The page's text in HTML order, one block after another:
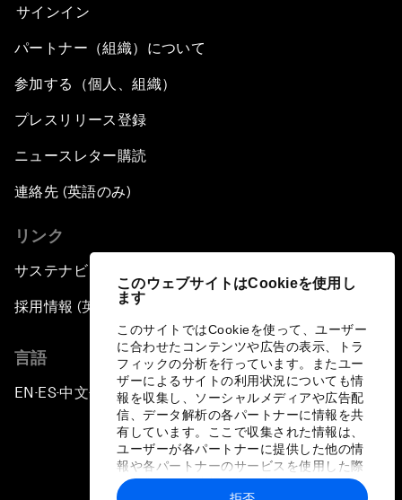
このウェブサイトはCookieを使用し
ます
このサイトではCookieを使って、ユーザー
に合わせたコンテンツや広告の表示、トラ
フィックの分析を行っています。またユー
ザーによるサイトの利用状況についても情
報を収集し、ソーシャルメディアや広告配
信、データ解析の各パートナーに情報を共
有しています。ここで収集された情報は、
ユーザーが各パートナーに提供した他の情
報や各パートナーのサービスを使用した際
に収集された情報と組み合わされ、各パー
サインイン
パートナー（組織）について
参加する（個人、組織）
プレスリリース登録
ニュースレター購読
連絡先 (英語のみ)
リンク
サステナビリティへの取り組み
採用情報 (英語のみ)
言語
EN ▪ ES▪中文▪ 日本語